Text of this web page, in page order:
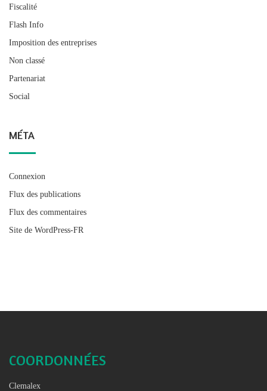
Fiscalité
Flash Info
Imposition des entreprises
Non classé
Partenariat
Social
MÉTA
Connexion
Flux des publications
Flux des commentaires
Site de WordPress-FR
COORDONNÉES
Clemalex